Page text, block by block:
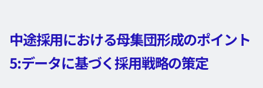
中途採用における母集団形成のポイント
5:データに基づく採用戦略の策定